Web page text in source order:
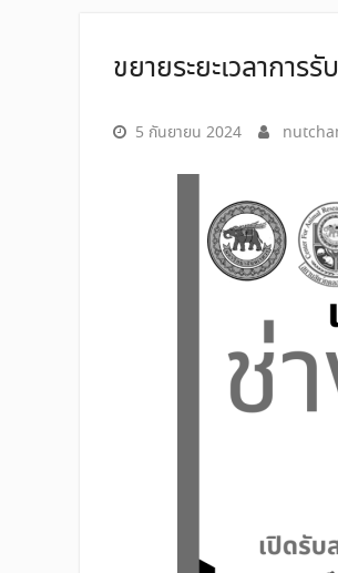
ขยายระยะเวลาการ
5 กันยายน 2024